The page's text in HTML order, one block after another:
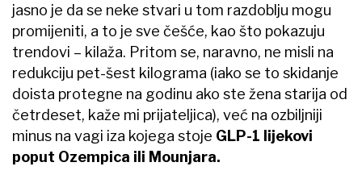
jasno je da se neke stvari u tom razdoblju mogu
promijeniti, a to je sve češće, kao što pokazuju
trendovi – kilaža. Pritom se, naravno, ne misli na
redukciju pet-šest kilograma (iako se to skidanje
doista protegne na godinu ako ste žena starija od
četrdeset, kaže mi prijateljica), već na ozbiljniji
minus na vagi iza kojega stoje GLP-1 lijekovi
poput Ozempica ili Mounjara.